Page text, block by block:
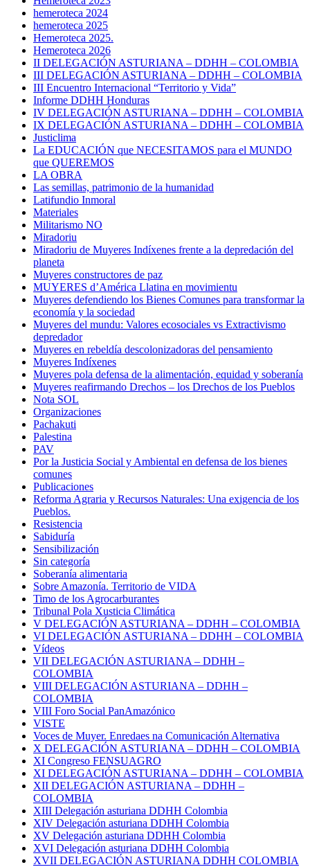
hemeroteca 2024
hemeroteca 2025
Hemeroteca 2025.
Hemeroteca 2026
II DELEGACIÓN ASTURIANA – DDHH – COLOMBIA
III DELEGACIÓN ASTURIANA – DDHH – COLOMBIA
III Encuentro Internacional “Territorio y Vida”
Informe DDHH Honduras
IV DELEGACIÓN ASTURIANA – DDHH – COLOMBIA
IX DELEGACIÓN ASTURIANA – DDHH – COLOMBIA
Justiclima
La EDUCACIÓN que NECESITAMOS para el MUNDO
que QUEREMOS
LA OBRA
Las semillas, patrimonio de la humanidad
Latifundio Inmoral
Materiales
Militarismo NO
Miradoriu
Miradoriu de Muyeres Indíxenes frente a la depredación del
planeta
Muyeres constructores de paz
MUYERES d’América Llatina en movimientu
Muyeres defendiendo los Bienes Comunes para transformar la
economía y la sociedad
Muyeres del mundu: Valores ecosociales vs Extractivismo
depredador
Muyeres en rebeldía descolonizadoras del pensamiento
Muyeres Indíxenes
Muyeres pola defensa de la alimentación, equidad y soberanía
Muyeres reafirmando Drechos – los Drechos de los Pueblos
Nota SOL
Organizaciones
Pachakuti
Palestina
PAV
Por la Justicia Social y Ambiental en defensa de los bienes
comunes
Publicaciones
Reforma Agraria y Recursos Naturales: Una exigencia de los
Pueblos.
Resistencia
Sabiduría
Sensibilización
Sin categoría
Soberanía alimentaria
Sobre Amazonía. Territorio de VIDA
Timo de los Agrocarburantes
Tribunal Pola Xusticia Climática
V DELEGACIÓN ASTURIANA – DDHH – COLOMBIA
VI DELEGACIÓN ASTURIANA – DDHH – COLOMBIA
Vídeos
VII DELEGACIÓN ASTURIANA – DDHH –
COLOMBIA
VIII DELEGACIÓN ASTURIANA – DDHH –
COLOMBIA
VIII Foro Social PanAmazónico
VISTE
Voces de Muyer. Enredaes na Comunicación Alternativa
X DELEGACIÓN ASTURIANA – DDHH – COLOMBIA
XI Congreso FENSUAGRO
XI DELEGACIÓN ASTURIANA – DDHH – COLOMBIA
XII DELEGACIÓN ASTURIANA – DDHH –
COLOMBIA
XIII Delegación asturiana DDHH Colombia
XIV Delegación asturiana DDHH Colombia
XV Delegación asturiana DDHH Colombia
XVI Delegación asturiana DDHH Colombia
XVII DELEGACIÓN ASTURIANA DDHH COLOMBIA